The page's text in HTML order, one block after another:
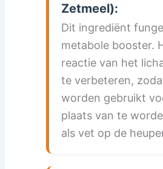
Zetmeel):
Dit ingrediënt
metabole booster.
reactie van het
te verbeteren,
worden gebruikt
plaats van te
als vet op de